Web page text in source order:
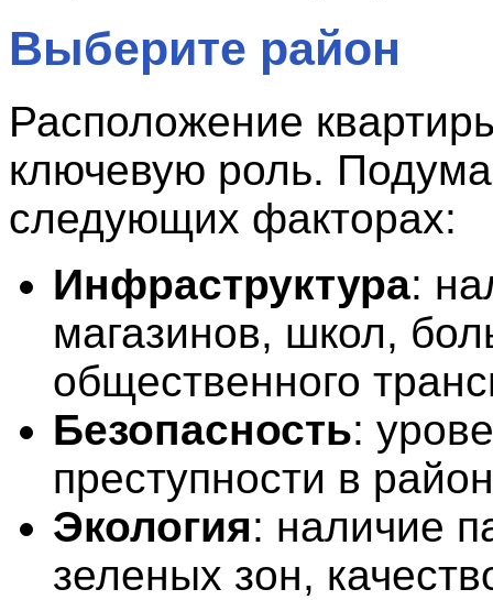
Выберите район
Расположение
ключевую роль.
следующих факторах:
Инфраструктура:
магазинов, школ,
общественного
Безопасность:
преступности в
Экология: наличие
зеленых зон,